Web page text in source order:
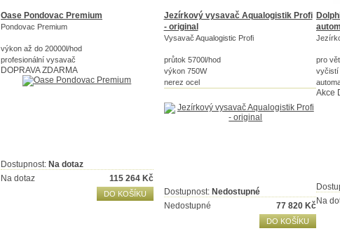
Oase Pondovac Premium
Pondovac Premium
výkon až do 20000l/hod
profesionální vysavač
DOPRAVA ZDARMA
Dostupnost: Na dotaz
Na dotaz
115 264 Kč
DO KOŠÍKU
Jezírkový vysavač Aqualogistik Profi
- original
Vysavač Aqualogistic Profi
průtok 5700l/hod
výkon 750W
nerez ocel
Dostupnost: Nedostupné
Nedostupné
77 820 Kč
DO KOŠÍKU
pro
vyčistí
Akce
Na